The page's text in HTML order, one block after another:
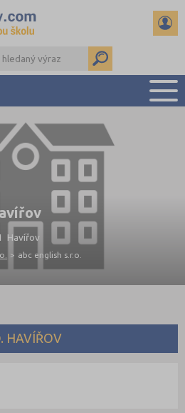
PŘEHLED ŠKOL
NA ZKOUŠKY A K MATURITĚ
RADY A ČLÁNKY
KONTAKTY
DALŠÍ DRUHY ŠKOL
Havířov
> abc english s.r.o.
HAVÍŘOV